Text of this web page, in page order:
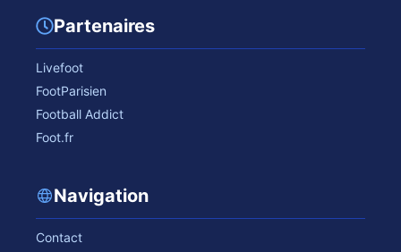
Partenaires
Livefoot
FootParisien
Football Addict
Foot.fr
Navigation
Contact